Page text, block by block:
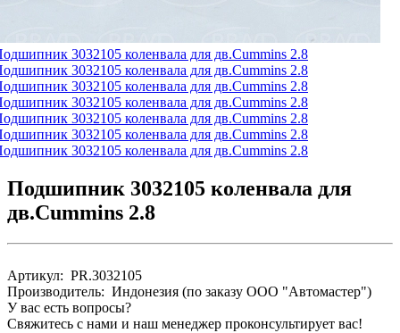
Подшипник 3032105 коленвала для
дв.Cummins 2.8
Артикул: PR.3032105
Производитель: Индонезия (по заказу ООО "Автомастер")
У вас есть вопросы?
Свяжитесь с нами и наш менеджер проконсультирует вас!